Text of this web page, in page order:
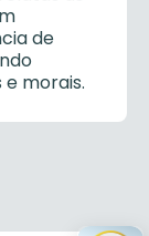
de
morais.